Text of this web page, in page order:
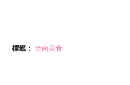
標籤： 台南美食